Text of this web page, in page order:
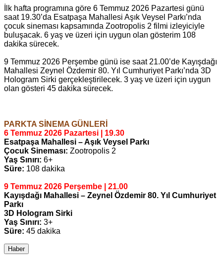
İlk hafta programına göre 6 Temmuz 2026 Pazartesi günü
saat 19.30’da Esatpaşa Mahallesi Aşık Veysel Parkı’nda
çocuk sineması kapsamında Zootropolis 2 filmi izleyiciyle
buluşacak. 6 yaş ve üzeri için uygun olan gösterim 108
dakika sürecek.
9 Temmuz 2026 Perşembe günü ise saat 21.00’de Kayışdağı
Mahallesi Zeynel Özdemir 80. Yıl Cumhuriyet Parkı’nda 3D
Hologram Sirki gerçekleştirilecek. 3 yaş ve üzeri için uygun
olan gösteri 45 dakika sürecek.
PARKTA SİNEMA GÜNLERİ
6 Temmuz 2026 Pazartesi | 19.30
Esatpaşa Mahallesi – Aşık Veysel Parkı
Çocuk Sineması: Zootropolis 2
Yaş Sınırı: 6+
Süre: 108 dakika
9 Temmuz 2026 Perşembe | 21.00
Kayışdağı Mahallesi – Zeynel Özdemir 80. Yıl Cumhuriyet
Parkı
3D Hologram Sirki
Yaş Sınırı: 3+
Süre: 45 dakika
Haber